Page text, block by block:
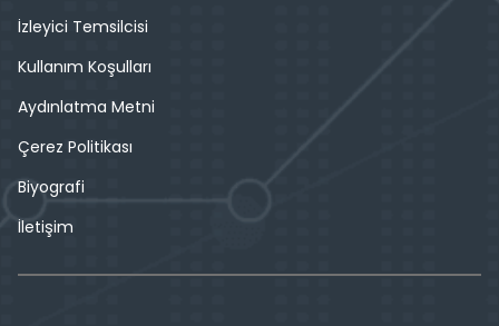
İzleyici Temsilcisi
Kullanım Koşulları
Aydınlatma Metni
Çerez Politikası
Biyografi
İletişim